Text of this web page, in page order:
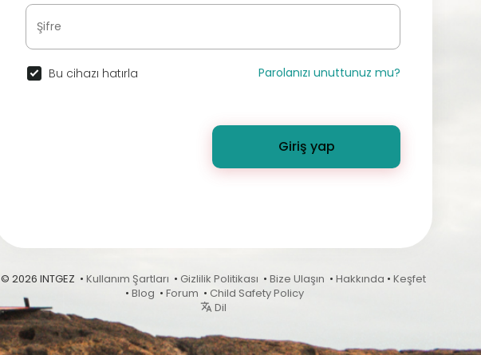
Bu cihazı hatırla Parolanızı unuttunuz mu?
Giriş yap
© 2026 INTGEZ • Kullanım Şartları • Gizlilik Politikası • Bize Ulaşın • Hakkında • Keşfet
• Blog • Forum • Child Safety Policy
Dil